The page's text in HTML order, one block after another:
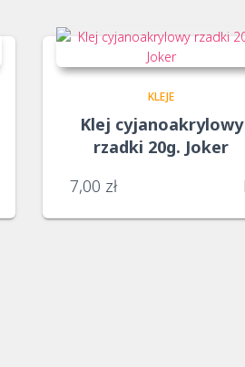
KLEJE
Klej cyjanoakrylowy
rzadki 20g. Joker
7,00 zł